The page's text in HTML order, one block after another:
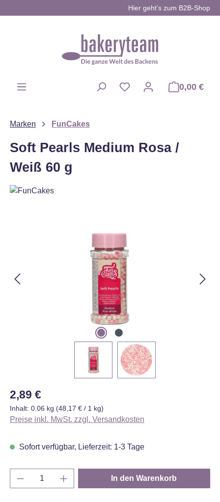
Hier geht’s zum B2B-Shop
0,00 €
Marken FunCakes
Soft Pearls Medium Rosa /
Weiß 60 g
Regulärer Preis:
2,89 €
Inhalt: 0.06 kg (48,17 € / 1 kg)
Preise inkl. MwSt. zzgl. Versandkosten
Sofort verfügbar, Lieferzeit: 1-3 Tage
Produkt Anzahl: Gib den gewünschten
In den Warenkorb